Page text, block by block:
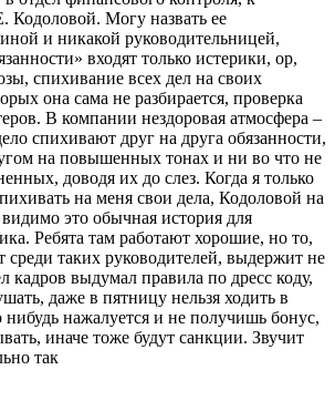
Кодоловой. Могу назвать ее
и никакой руководительницей,
входят только истерики, ор,
спихивание всех дел на своих
она сама не разбирается, проверка
В компании нездоровая атмосфера –
спихивают друг на друга обязанности,
на повышенных тонах и ни во что не
доводя их до слез. Когда я только
на меня свои дела, Кодоловой на
это обычная история для
Ребята там работают хорошие, но то,
таких руководителей, выдержит не
выдумал правила по дресс коду,
даже в пятницу нельзя ходить в
нажалуется и не получишь бонус,
иначе тоже будут санкции. Звучит
так